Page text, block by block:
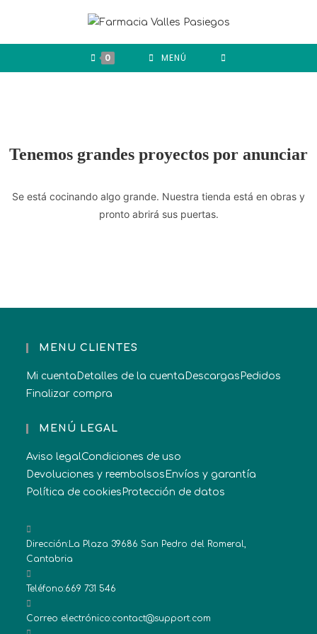
0 MENÚ
Tenemos grandes proyectos por anunciar
Se está cocinando algo grande. Nuestra tienda está en obras y
pronto abrirá sus puertas.
MENU CLIENTES
Mi cuenta Detalles de la cuenta Descargas Pedidos
Finalizar compra
MENÚ LEGAL
Aviso legalCondiciones de uso
Devoluciones y reembolsos Envíos y garantía
Política de cookies Protección de datos
Dirección:La Plaza 39686 San Pedro del Romeral,
Cantabria
Teléfono:669 731 546
Correo electrónico:contact@support.com